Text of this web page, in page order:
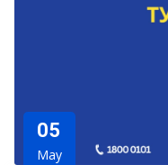
05
May